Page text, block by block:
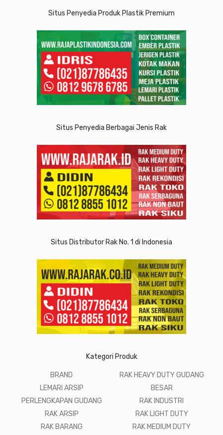
Situs Penyedia Produk Plastik Premium
Situs Penyedia Berbagai Jenis Rak
Situs Distributor Rak No. 1 di Indonesia
Kategori Produk
BRAND
LEMARI ARSIP
PERLENGKAPAN GUDANG
RAK ARSIP
RAK BARANG
RAK HEAVY DUTY GUDANG
BESAR
RAK INDUSTRI
RAK LIGHT DUTY
RAK MEDIUM DUTY